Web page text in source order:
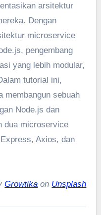
arsitektur
Dengan
microservice
pengembang
yang lebih modular,
tutorial ini,
membangun sebuah
Node.js dan
dua microservice
Axios, dan
Growtika on Unsplash